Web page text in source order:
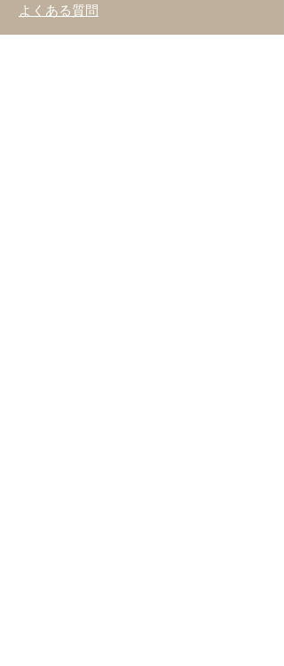
よくある質問